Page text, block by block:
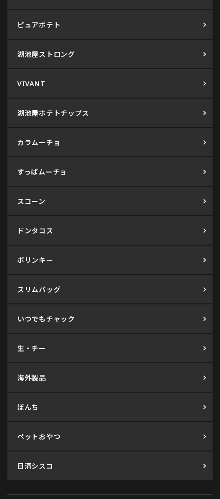
ピュアポテト
湖池屋ストロング
VIVANT
湖池屋ポテトチップス
カラムーチョ
すっぱムーチョ
スコーン
ドンタコス
ポリンキー
スリムバッグ
いつでもチャック
生・チー
海外製品
ぼんち
ペットおやつ
日清シスコ